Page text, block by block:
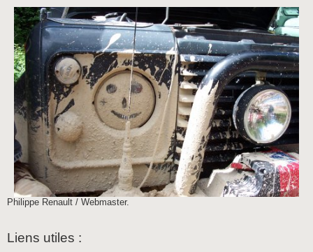
Philippe Renault / Webmaster.
Liens utiles :